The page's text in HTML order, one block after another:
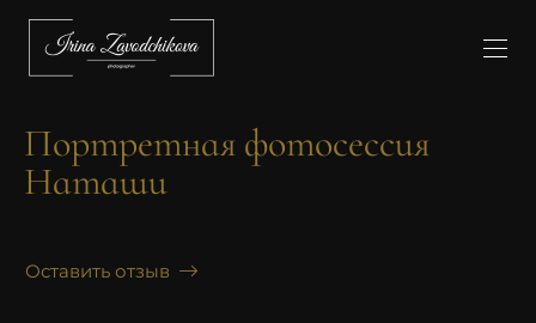
Портретная фотосессия
Наташи
Оставить отзыв